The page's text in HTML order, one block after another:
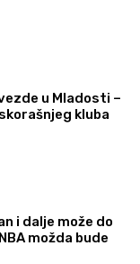
u Mladosti –
kluba
i dalje može do
možda bude